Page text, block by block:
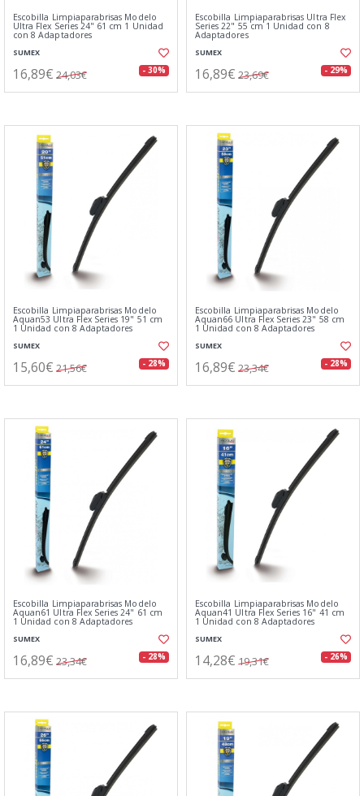
Escobilla Limpiaparabrisas Modelo
Ultra Flex Series 24" 61 cm 1 Unidad
con 8 Adaptadores
SUMEX
16,89€ 24,03€ - 30%
Escobilla Limpiaparabrisas Ultra Flex
Series 22" 55 cm 1 Unidad con 8
Adaptadores
SUMEX
16,89€ 23,69€ - 29%
Escobilla Limpiaparabrisas Modelo
Aquan53 Ultra Flex Series 19" 51 cm
1 Unidad con 8 Adaptadores
SUMEX
15,60€ 21,56€ - 28%
Escobilla Limpiaparabrisas Modelo
Aquan66 Ultra Flex Series 23" 58 cm
1 Unidad con 8 Adaptadores
SUMEX
16,89€ 23,34€ - 28%
Escobilla Limpiaparabrisas Modelo
Aquan61 Ultra Flex Series 24" 61 cm
1 Unidad con 8 Adaptadores
SUMEX
16,89€ 23,34€ - 28%
Escobilla Limpiaparabrisas Modelo
Aquan41 Ultra Flex Series 16" 41 cm
1 Unidad con 8 Adaptadores
SUMEX
14,28€ 19,31€ - 26%